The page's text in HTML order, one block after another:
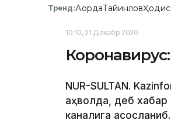
Тренд:АқордаТайинлов
10:10, 21 Декабр 2020
NUR-SULTAN.
аҳволда, деб хабар
каналига асосланиб.